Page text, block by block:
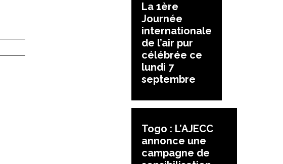
La 1ère
Journée
internationale
de l’air pur
célébrée ce
lundi 7
septembre
Togo : L’AJECC
annonce une
campagne de